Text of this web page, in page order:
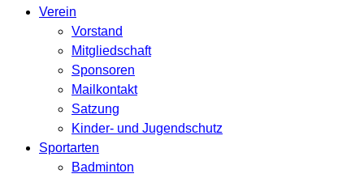
Verein
Vorstand
Mitgliedschaft
Sponsoren
Mailkontakt
Satzung
Kinder- und Jugendschutz
Sportarten
Badminton